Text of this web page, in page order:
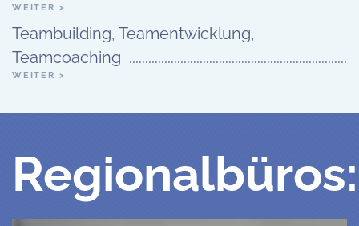
WEITER >
Teambuilding, Teamentwicklung,
Teamcoaching
WEITER >
Regionalbüros: